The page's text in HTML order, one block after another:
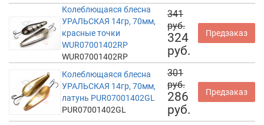
Колеблющаяся блесна
УРАЛЬСКАЯ 14гр, 70мм,
красные точки
WUR07001402RP
WUR07001402RP
341
руб.
324
руб.
Предзаказ
Колеблющаяся блесна
УРАЛЬСКАЯ 14гр, 70мм,
латунь PUR07001402GL
PUR07001402GL
301
руб.
286
руб.
Предзаказ